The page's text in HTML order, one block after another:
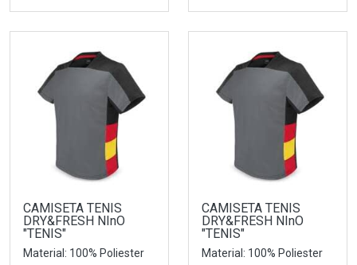
CAMISETA TENIS
DRY&FRESH NInO
"TENIS"
Material: 100% Poliester
CAMISETA TENIS
DRY&FRESH NInO
"TENIS"
Material: 100% Poliester